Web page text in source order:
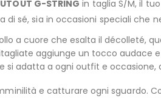
G-STRING in taglia S/M, il
di sé, sia in occasioni speciali che
a cuore che esalta il décolleté,
aggiunge un tocco audace
si adatta a ogni outfit e
e catturare ogni sguardo.